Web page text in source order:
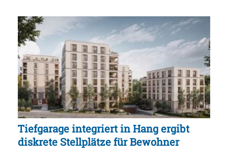
Tiefgarage integriert in Hang ergibt
diskrete Stellplätze für Bewohner